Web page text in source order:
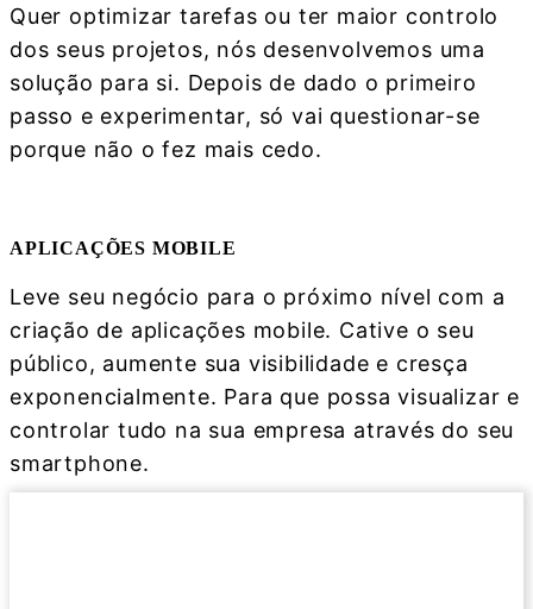
Quer optimizar tarefas ou ter maior controlo
dos seus projetos, nós desenvolvemos uma
solução para si. Depois de dado o primeiro
passo e experimentar, só vai questionar-se
porque não o fez mais cedo.
APLICAÇÕES MOBILE
Leve seu negócio para o próximo nível com a
criação de aplicações mobile. Cative o seu
público, aumente sua visibilidade e cresça
exponencialmente. Para que possa visualizar e
controlar tudo na sua empresa através do seu
smartphone.